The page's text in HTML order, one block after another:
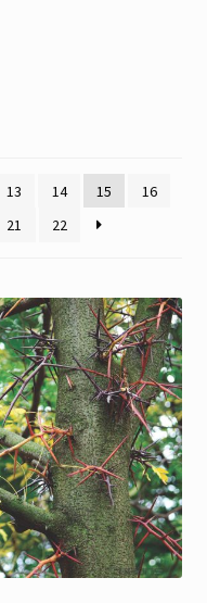
13 14 15
16
21 22